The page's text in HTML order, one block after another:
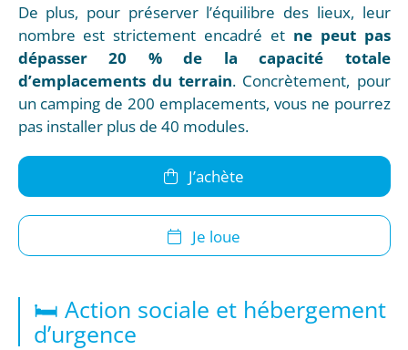
De plus, pour préserver l’équilibre des lieux, leur
nombre est strictement encadré et ne peut pas
dépasser 20 % de la capacité totale
d’emplacements du terrain. Concrètement, pour
un camping de 200 emplacements, vous ne pourrez
pas installer plus de 40 modules.
J’achète
Je loue
🛏️ Action sociale et hébergement
d’urgence